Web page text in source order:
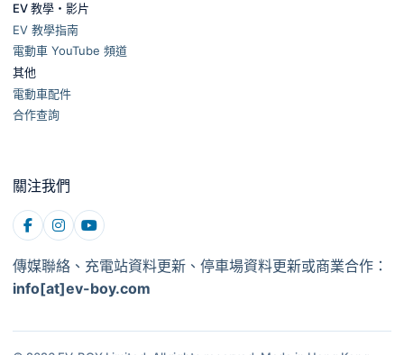
EV 教學・影片
EV 教學指南
電動車 YouTube 頻道
其他
電動車配件
合作查詢
關注我們
傳媒聯絡、充電站資料更新、停車場資料更新或商業合作：
info[at]ev-boy.com